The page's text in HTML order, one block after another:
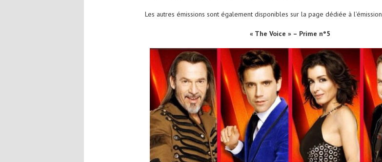
Les autres émissions sont également disponibles sur la page dédiée à l’émission
« The Voice » – Prime n°5